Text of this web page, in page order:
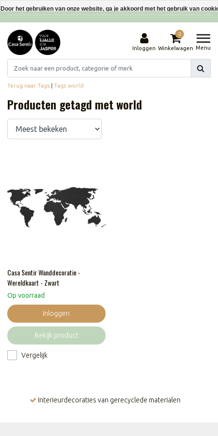
Interieurdecoraties van gerecyclede materialen
Inloggen
0
Winkelwagen Menu
Terug naar Tags | Tags world
Producten getagd met world
Casa Sentir Wanddecoratie -
Wereldkaart - Zwart
Op voorraad
Inloggen
Bekijk product
Vergelijk
Interieurdecoraties van gerecyclede materialen
Door het gebruiken van onze website, ga je akkoord met het gebruik van